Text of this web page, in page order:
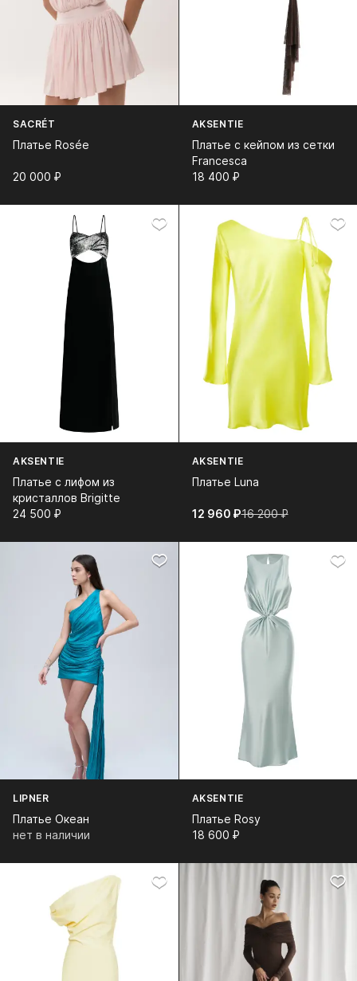
SACRÉT
Платье Rosée
20 000⁠ ⁠₽
AKSENTIE
Платье с кейпом из сетки
Francesca
18 400⁠ ⁠₽
AKSENTIE
Платье с лифом из
кристаллов Brigitte
24 500⁠ ⁠₽
AKSENTIE
Платье Luna
12 960⁠ ⁠₽16 200⁠ ⁠₽
LIPNER
Платье Океан
нет в наличии
AKSENTIE
Платье Rosy
18 600⁠ ⁠₽